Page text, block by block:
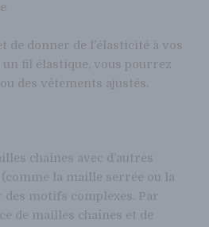
de donner de l’élasticité à vos
fil élastique, vous pourrez
des vêtements ajustés.
chaînes avec d’autres
la maille serrée ou la
motifs complexes. Par
de mailles chaînes et de